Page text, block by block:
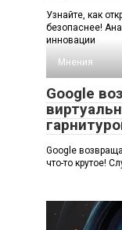
Узнайте, как
безопаснее!
инновации
Мнения
Google
Google
что-то крутое!